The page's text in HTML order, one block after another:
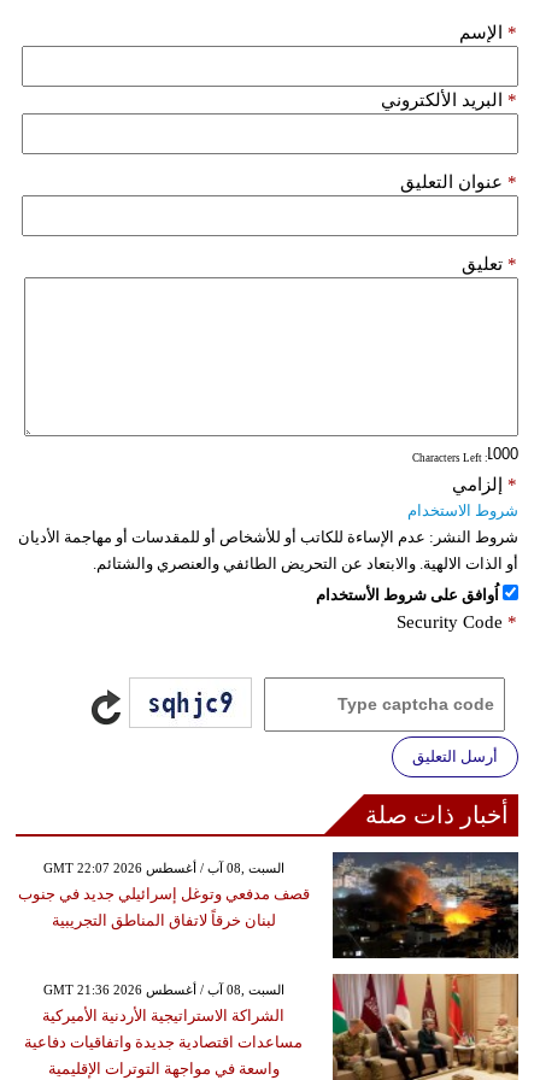
الإسم *
البريد الألكتروني *
عنوان التعليق *
تعليق *
: Characters Left
إلزامي *
شروط الاستخدام
شروط النشر: عدم الإساءة للكاتب أو للأشخاص أو للمقدسات أو مهاجمة الأديان
أو الذات الالهية. والابتعاد عن التحريض الطائفي والعنصري والشتائم.
اُوافق على شروط الأستخدام
Security Code *
أرسل التعليق
أخبار ذات صلة
GMT 22:07 2026 السبت ,08 آب / أغسطس
قصف مدفعي وتوغل إسرائيلي جديد في جنوب
لبنان خرقاً لاتفاق المناطق التجريبية
GMT 21:36 2026 السبت ,08 آب / أغسطس
الشراكة الاستراتيجية الأردنية الأميركية
مساعدات اقتصادية جديدة واتفاقيات دفاعية
واسعة في مواجهة التوترات الإقليمية